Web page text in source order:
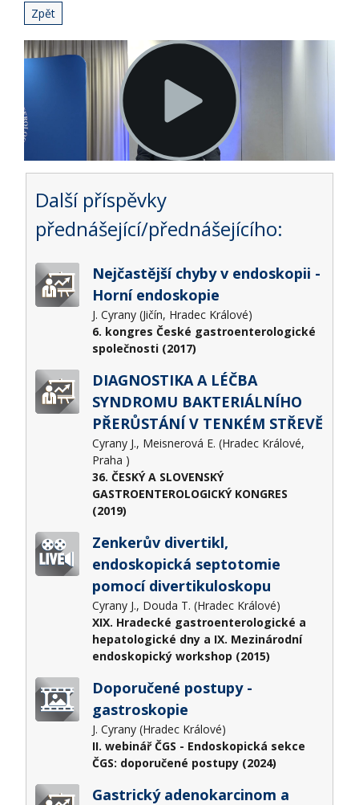
Zpět
Další příspěvky
přednášející/přednášejícího:
Nejčastější chyby v endoskopii -
Horní endoskopie
J. Cyrany (Jičín, Hradec Králové)
6. kongres České gastroenterologické
společnosti (2017)
DIAGNOSTIKA A LÉČBA
SYNDROMU BAKTERIÁLNÍHO
PŘERŮSTÁNÍ V TENKÉM STŘEVĚ
Cyrany J., Meisnerová E. (Hradec Králové,
Praha )
36. ČESKÝ A SLOVENSKÝ
GASTROENTEROLOGICKÝ KONGRES
(2019)
Zenkerův divertikl,
endoskopická septotomie
pomocí divertikuloskopu
Cyrany J., Douda T. (Hradec Králové)
XIX. Hradecké gastroenterologické a
hepatologické dny a IX. Mezinárodní
endoskopický workshop (2015)
Doporučené postupy -
gastroskopie
J. Cyrany (Hradec Králové)
II. webinář ČGS - Endoskopická sekce
ČGS: doporučené postupy (2024)
Gastrický adenokarcinom a